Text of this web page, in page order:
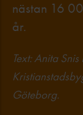
nästan 16
år.
Text: Anita
Göteborg.